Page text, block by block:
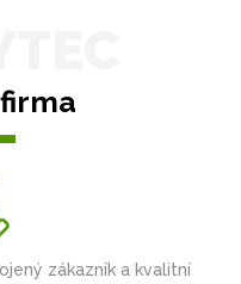
zákazník a kvalitní